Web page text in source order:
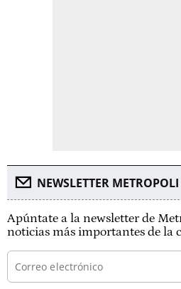
NEWSLETTER METROPOLI
Apúntate a la newsletter de
noticias más importantes de la